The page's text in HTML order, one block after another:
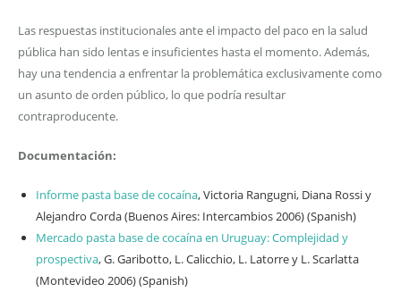
Las respuestas institucionales ante el impacto del paco en la salud
pública han sido lentas e insuficientes hasta el momento. Además,
hay una tendencia a enfrentar la problemática exclusivamente como
un asunto de orden público, lo que podría resultar
contraproducente.
Documentación:
Informe pasta base de cocaína, Victoria Rangugni, Diana Rossi y
Alejandro Corda (Buenos Aires: Intercambios 2006) (Spanish)
Mercado pasta base de cocaína en Uruguay: Complejidad y
prospectiva, G. Garibotto, L. Calicchio, L. Latorre y L. Scarlatta
(Montevideo 2006) (Spanish)